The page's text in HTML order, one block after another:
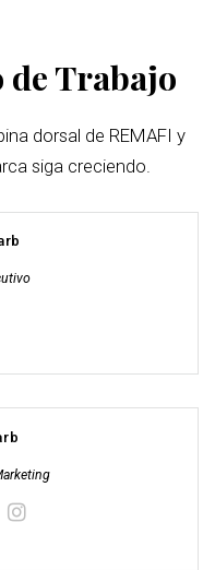
Trabajo
dorsal de REMAFI y
siga creciendo.